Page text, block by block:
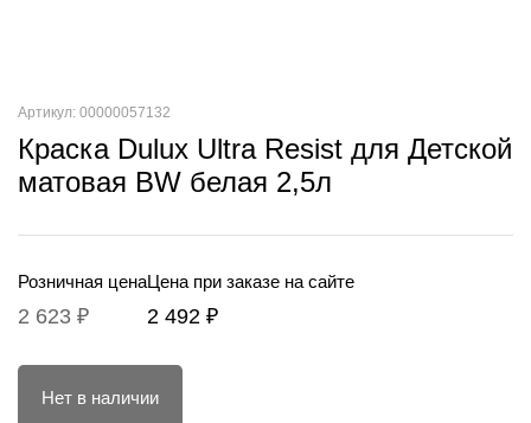
Артикул: 00000057132
Краска Dulux Ultra Resist для Детской
матовая BW белая 2,5л
Розничная цена
2 623 ₽
Цена при заказе на сайте
2 492 ₽
Нет в наличии